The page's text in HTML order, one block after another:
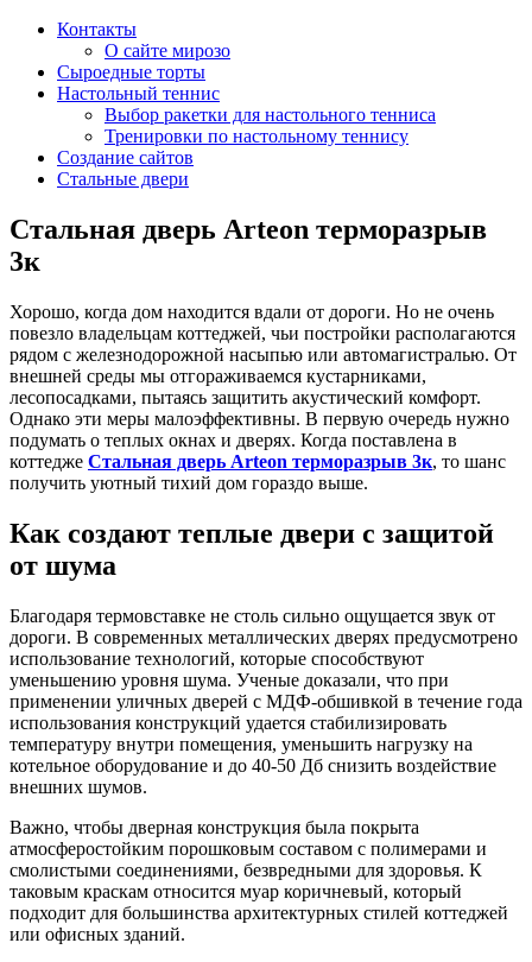
Контакты
О сайте мирозо
Сыроедные торты
Настольный теннис
Выбор ракетки для настольного тенниса
Тренировки по настольному теннису
Создание сайтов
Стальные двери
Стальная дверь Arteon терморазрыв
3к
Хорошо, когда дом находится вдали от дороги. Но не очень
повезло владельцам коттеджей, чьи постройки располагаются
рядом с железнодорожной насыпью или автомагистралью. От
внешней среды мы отгораживаемся кустарниками,
лесопосадками, пытаясь защитить акустический комфорт.
Однако эти меры малоэффективны. В первую очередь нужно
подумать о теплых окнах и дверях. Когда поставлена в
коттедже Стальная дверь Arteon терморазрыв 3к, то шанс
получить уютный тихий дом гораздо выше.
Как создают теплые двери с защитой
от шума
Благодаря термовставке не столь сильно ощущается звук от
дороги. В современных металлических дверях предусмотрено
использование технологий, которые способствуют
уменьшению уровня шума. Ученые доказали, что при
применении уличных дверей с МДФ-обшивкой в течение года
использования конструкций удается стабилизировать
температуру внутри помещения, уменьшить нагрузку на
котельное оборудование и до 40-50 Дб снизить воздействие
внешних шумов.
Важно, чтобы дверная конструкция была покрыта
атмосферостойким порошковым составом с полимерами и
смолистыми соединениями, безвредными для здоровья. К
таковым краскам относится муар коричневый, который
подходит для большинства архитектурных стилей коттеджей
или офисных зданий.